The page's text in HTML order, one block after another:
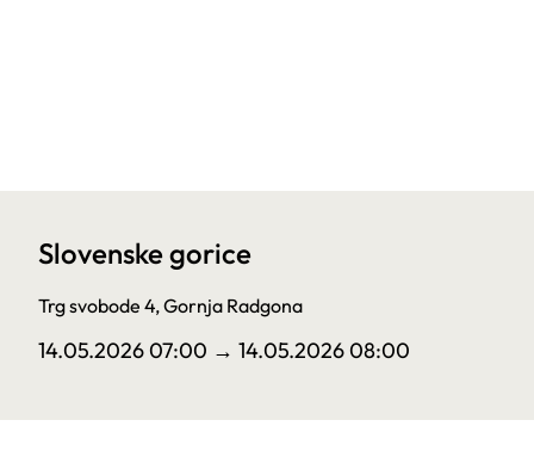
Slovenske gorice
Trg svobode 4, Gornja Radgona
14.05.2026 07:00 → 14.05.2026 08:00